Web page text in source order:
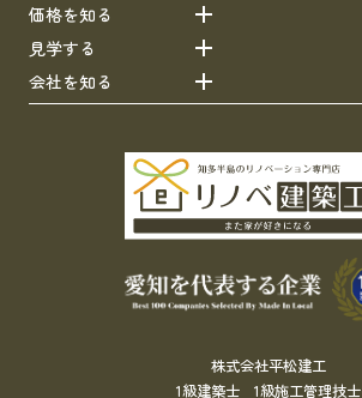
価格を知る
見学する
会社を知る
株式会社平松建工
1級建築士 1級施工管理技士